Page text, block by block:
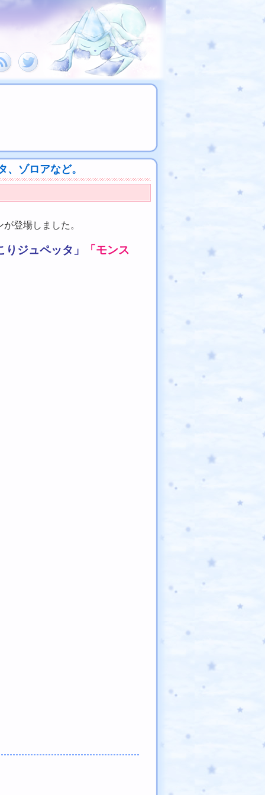
ゾロアなど。
登場しました。
りジュペッタ」 「モンス